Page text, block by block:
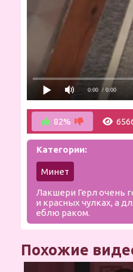
0:00 / 0:00
82%
Категории:
Минет
Лакшери Герл очень
и красных чулках, а
еблю раком.
Похожие